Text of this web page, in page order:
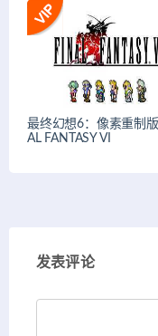
最终幻想6：像素重制
AL FANTASY VI
发表评论